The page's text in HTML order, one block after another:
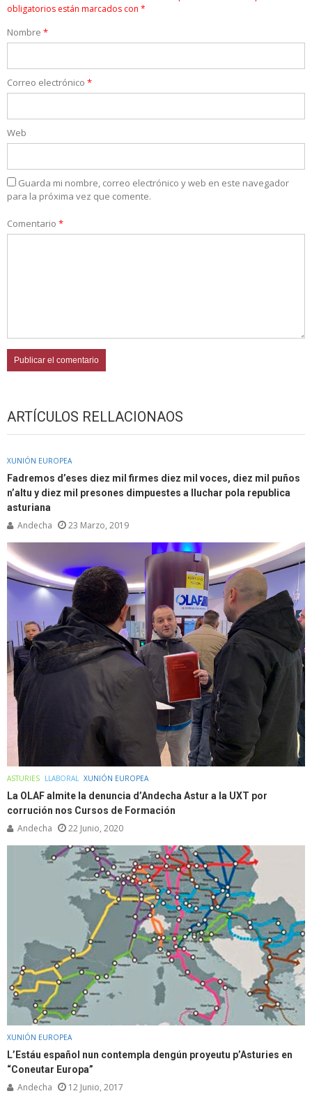
obligatorios están marcados con *
Nombre *
Correo electrónico *
Web
Guarda mi nombre, correo electrónico y web en este navegador
para la próxima vez que comente.
Comentario *
ARTÍCULOS RELLACIONAOS
XUNIÓN EUROPEA
Fadremos d’eses diez mil firmes diez mil voces, diez mil puños
n’altu y diez mil presones dimpuestes a lluchar pola republica
asturiana
Andecha 23 Marzo, 2019
ASTURIES LLABORAL XUNIÓN EUROPEA
La OLAF almite la denuncia d’Andecha Astur a la UXT por
corrución nos Cursos de Formación
Andecha 22 Junio, 2020
XUNIÓN EUROPEA
L’Estáu español nun contempla dengún proyeutu p’Asturies en
“Coneutar Europa”
Andecha 12 Junio, 2017